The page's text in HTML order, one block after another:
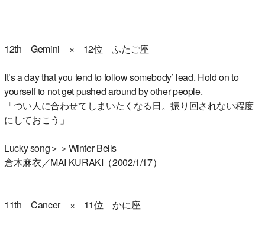
12th Gemini × 12位 ふたご座
It’s a day that you tend to follow somebody’ lead. Hold on to
yourself to not get pushed around by other people.
「つい人に合わせてしまいたくなる日。振り回されない程度
にしておこう」
Lucky song＞＞Winter Bells
倉木麻衣／MAI KURAKI（2002/1/17）
11th Cancer × 11位 かに座